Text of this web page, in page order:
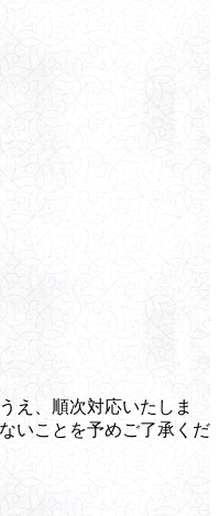
え、順次対応いたしま
いことを予めご了承くだ